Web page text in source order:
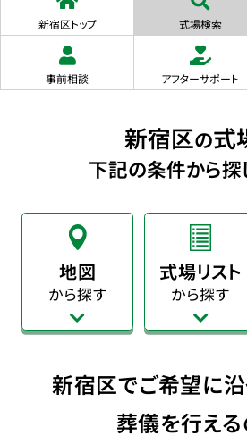
新宿区トップ 式場検索
事前相談 アフターサポート
新宿区の式
下記の条件から探
地図
から探す
式場リスト
から探す
新宿区でご希望に
葬儀を行え